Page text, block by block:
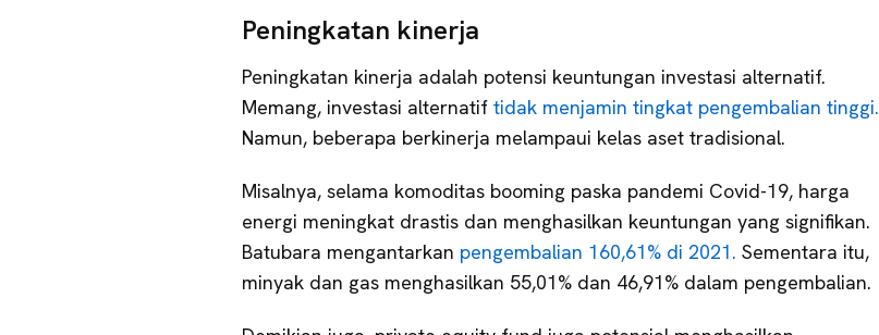
Peningkatan kinerja
Peningkatan kinerja adalah potensi keuntungan investasi alternatif.
Memang, investasi alternatif tidak menjamin tingkat pengembalian tinggi.
Namun, beberapa berkinerja melampaui kelas aset tradisional.
Misalnya, selama komoditas booming paska pandemi Covid-19, harga
energi meningkat drastis dan menghasilkan keuntungan yang signifikan.
Batubara mengantarkan pengembalian 160,61% di 2021. Sementara itu,
minyak dan gas menghasilkan 55,01% dan 46,91% dalam pengembalian.